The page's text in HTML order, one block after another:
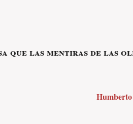
que las mentiras de las